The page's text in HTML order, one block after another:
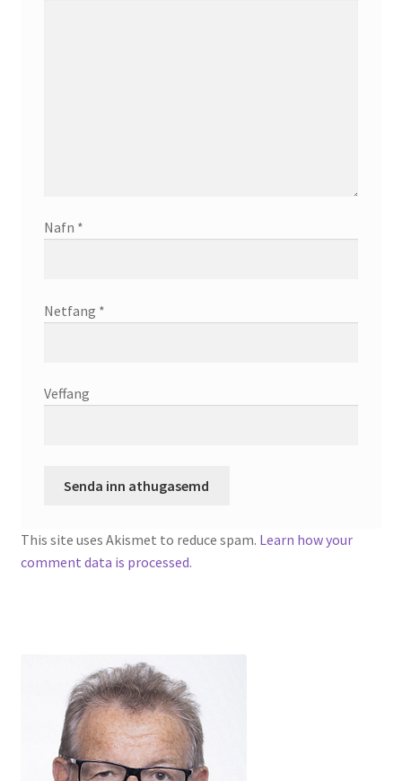
Nafn *
Netfang *
Veffang
This site uses Akismet to reduce spam. Learn how your
comment data is processed.